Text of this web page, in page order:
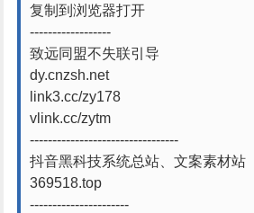
复制到浏览器打开
------------------
致远同盟不失联引导
dy.cnzsh.net
link3.cc/zy178
vlink.cc/zytm
---------------------------------
抖音黑科技系统总站、文案素材站
369518.top
----------------------